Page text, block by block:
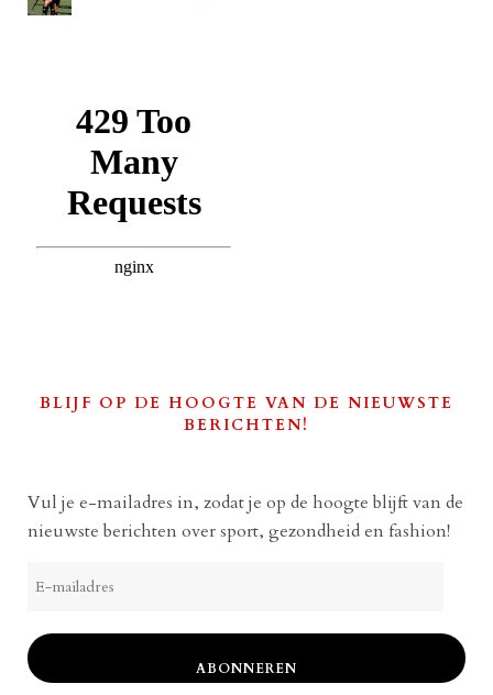
BLIJF OP DE HOOGTE VAN DE NIEUWSTE
BERICHTEN!
Vul je e-mailadres in, zodat je op de hoogte blijft van de
nieuwste berichten over sport, gezondheid en fashion!
mailadres
ABONNEREN